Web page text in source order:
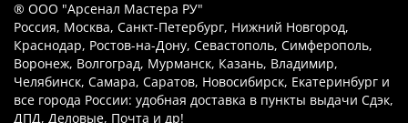
® ООО "Арсенал Мастера РУ"
Россия, Москва, Санкт-Петербург, Нижний Новгород,
Краснодар, Ростов-на-Дону, Севастополь, Симферополь,
Воронеж, Волгоград, Мурманск, Казань, Владимир,
Челябинск, Самара, Саратов, Новосибирск, Екатеринбург и
все города России: удобная доставка в пункты выдачи Сдэк,
ДПД, Деловые, Почта и др!